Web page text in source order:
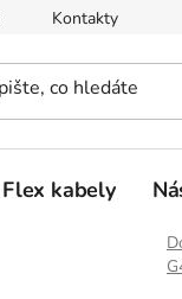
Kontakty
Flex kabely